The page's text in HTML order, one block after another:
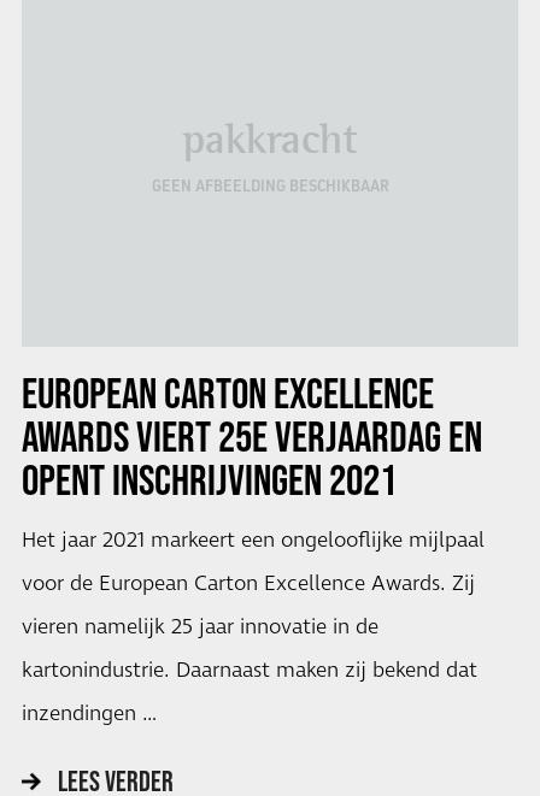
pakkracht
GEEN AFBEELDING BESCHIKBAAR
EUROPEAN CARTON EXCELLENCE
AWARDS VIERT 25E VERJAARDAG EN
OPENT INSCHRIJVINGEN 2021
Het jaar 2021 markeert een ongelooflijke mijlpaal
voor de European Carton Excellence Awards. Zij
vieren namelijk 25 jaar innovatie in de
kartonindustrie. Daarnaast maken zij bekend dat
inzendingen …
LEES VERDER